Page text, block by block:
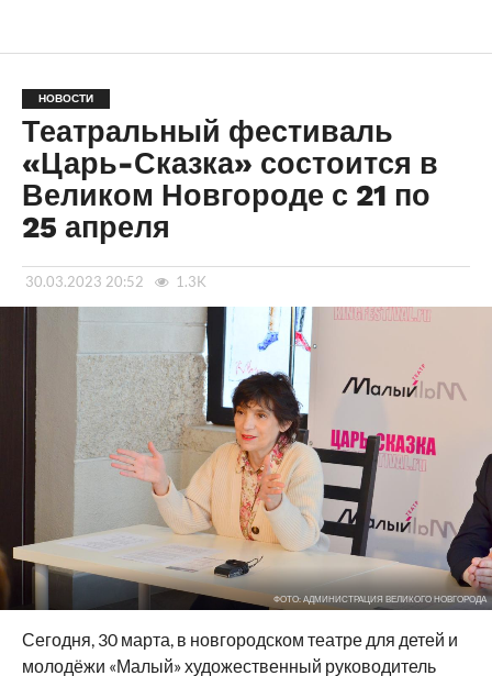
НОВОСТИ
Театральный фестиваль
«Царь-Сказка» состоится в
Великом Новгороде с 21 по
25 апреля
30.03.2023 20:52 1.3K
ФОТО: АДМИНИСТРАЦИЯ ВЕЛИКОГО НОВГОРОДА
Сегодня, 30 марта, в новгородском театре для детей и
молодёжи «Малый» художественный руководитель